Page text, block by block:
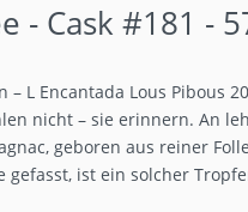
- Cask #181 -
– L Encantada Lous Pibous
nicht – sie erinnern. An
geboren aus reiner
gefasst, ist ein solcher